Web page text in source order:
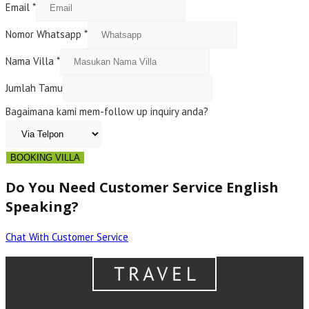
Email *
Nomor Whatsapp *
Nama Villa *
Jumlah Tamu
Bagaimana kami mem-follow up inquiry anda?
BOOKING VILLA
Do You Need Customer Service English
Speaking?
Chat With Customer Service